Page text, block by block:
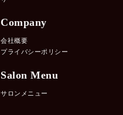
Company
会社概要
プライバシーポリシー
Salon Menu
サロンメニュー